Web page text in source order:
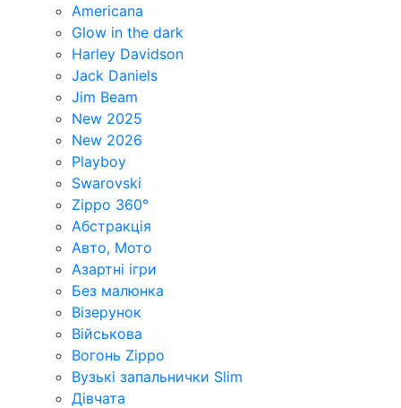
Americana
Glow in the dark
Harley Davidson
Jack Daniels
Jim Beam
New 2025
New 2026
Playboy
Swarovski
Zippo 360°
Абстракція
Авто, Мото
Азартні ігри
Без малюнка
Візерунок
Військова
Вогонь Zippo
Вузькі запальнички Slim
Дівчата